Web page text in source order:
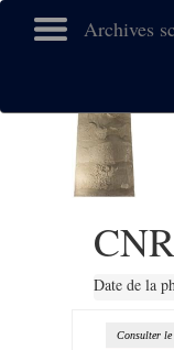
Archives
Date de la
Consulter le